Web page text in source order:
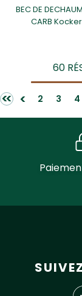
BEC DE
CARB
60
<< < 2 3 4